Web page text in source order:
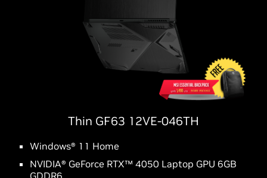
Thin GF63 12VE-046TH
Windows® 11 Home
NVIDIA® GeForce RTX™ 4050 Laptop GPU 6GB